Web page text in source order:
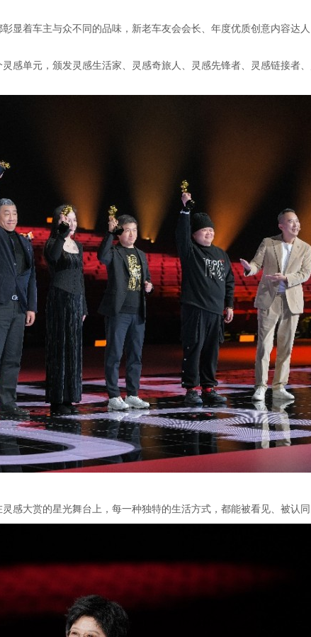
显着车主与众不同的品味，新老车友会会长、年度优质创意内容达
感单元，颁发灵感生活家、灵感奇旅人、灵感先锋者、灵感链接者
大赏的星光舞台上，每一种独特的生活方式，都能被看见、被认同